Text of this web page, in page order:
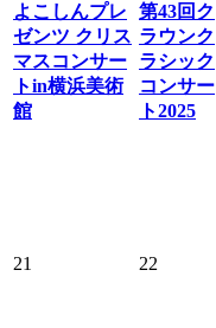
よこしんプレ
ゼンツ クリス
マスコンサー
トin横浜美術
館
第43回ク
ラウンク
ラシック
コンサー
ト2025
21 22